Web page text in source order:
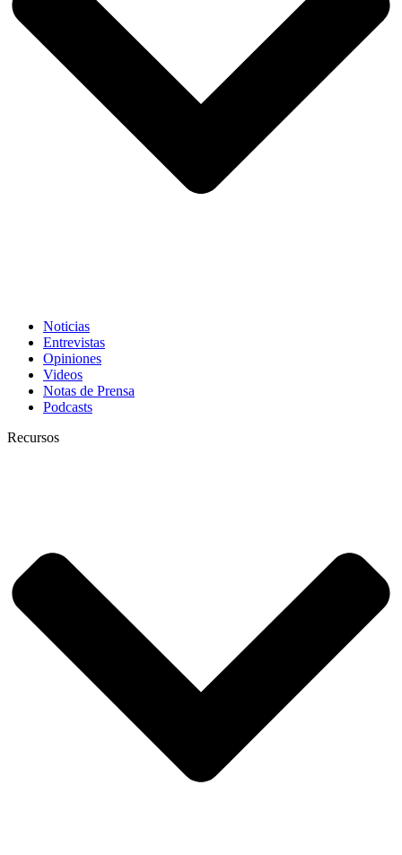
Noticias
Entrevistas
Opiniones
Videos
Notas de Prensa
Podcasts
Recursos